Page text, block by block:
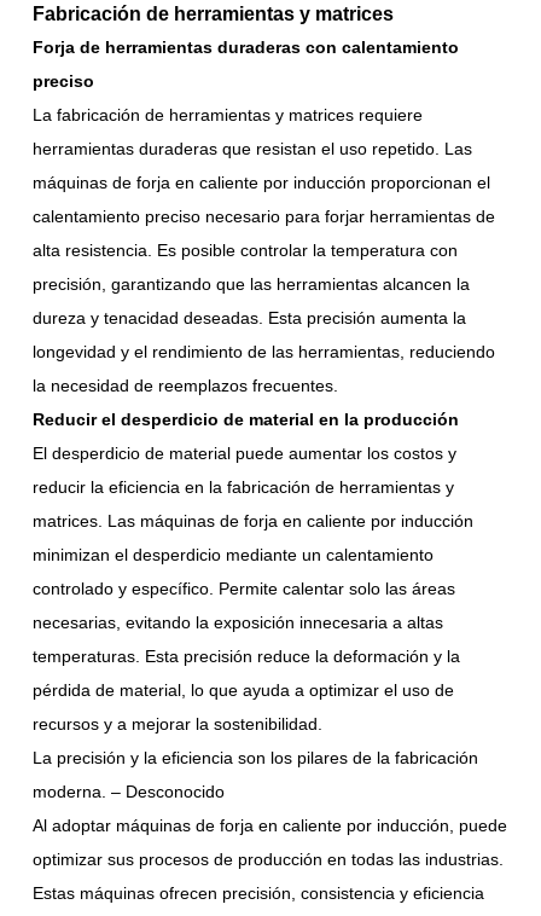
Fabricación de herramientas y matrices
Forja de herramientas duraderas con calentamiento
preciso
La fabricación de herramientas y matrices requiere
herramientas duraderas que resistan el uso repetido. Las
máquinas de forja en caliente por inducción proporcionan el
calentamiento preciso necesario para forjar herramientas de
alta resistencia. Es posible controlar la temperatura con
precisión, garantizando que las herramientas alcancen la
dureza y tenacidad deseadas. Esta precisión aumenta la
longevidad y el rendimiento de las herramientas, reduciendo
la necesidad de reemplazos frecuentes.
Reducir el desperdicio de material en la producción
El desperdicio de material puede aumentar los costos y
reducir la eficiencia en la fabricación de herramientas y
matrices. Las máquinas de forja en caliente por inducción
minimizan el desperdicio mediante un calentamiento
controlado y específico. Permite calentar solo las áreas
necesarias, evitando la exposición innecesaria a altas
temperaturas. Esta precisión reduce la deformación y la
pérdida de material, lo que ayuda a optimizar el uso de
recursos y a mejorar la sostenibilidad.
La precisión y la eficiencia son los pilares de la fabricación
moderna. – Desconocido
Al adoptar máquinas de forja en caliente por inducción, puede
optimizar sus procesos de producción en todas las industrias.
Estas máquinas ofrecen precisión, consistencia y eficiencia